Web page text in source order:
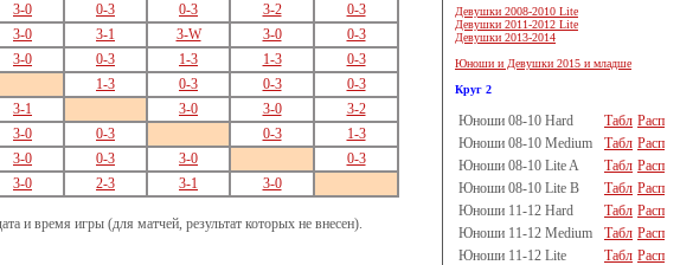
3-0 0-3 0-3 3-2
0-3
3-0 3-1 3-W 3-0
0-3
3-0 0-3 1-3 1-3
0-3
1-3 0-3 0-3
0-3
3-1 3-0 3-0
3-2
3-0 0-3 0-3
1-3
3-0 0-3 3-0
0-3
3-0 2-3 3-1 3-0
и время игры (для матчей, результат которых не внесен).
Девушки 2008-2010 Lite
Девушки 2011-2012 Lite
Девушки 2013-2014
Юноши и Девушки 2015 и младше
Круг 2
Юноши 08-10 Hard Табл Расп
Юноши 08-10 Medium
Табл Расп
Юноши 08-10 Lite A
Табл Расп
Юноши 08-10 Lite B
Табл Расп
Юноши 11-12 Hard
Табл Расп
Юноши 11-12 Medium
Табл Расп
Юноши 11-12 Lite
Табл Расп